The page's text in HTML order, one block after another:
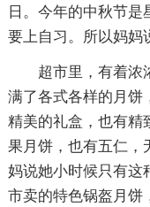
日。今年的中秋节
要上自习。所以妈妈
超市里，有着浓
满了各式各样的月饼
精美的礼盒，也有精
果月饼，也有五仁，
妈说她小时候只有这
市卖的特色锅盔月饼